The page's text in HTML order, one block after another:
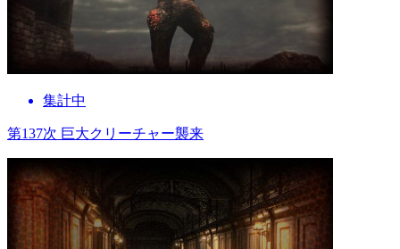
集計中
第137次 巨大クリーチャー襲来